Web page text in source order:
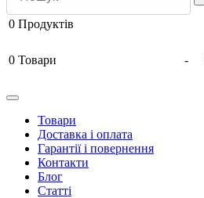
0 Продуктів
0 Товари -
Товари
Доставка і оплата
Гарантії і повернення
Контакти
Блог
Статті